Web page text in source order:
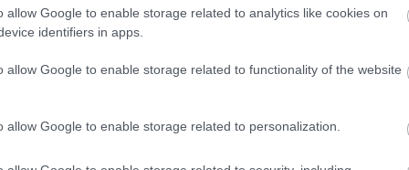
allow Google to enable storage related to analytics like cookies on
identifiers in apps.
allow Google to enable storage related to functionality of the website
allow Google to enable storage related to personalization.
que los servicios más básicos siguiesen
la negociación con el Gobierno. La negociación ha
que nada tienen que ver con la crisis sanitaria y
que las movilizaciones dan sus frutos. Varios
la eliminación del despido por acumulación de